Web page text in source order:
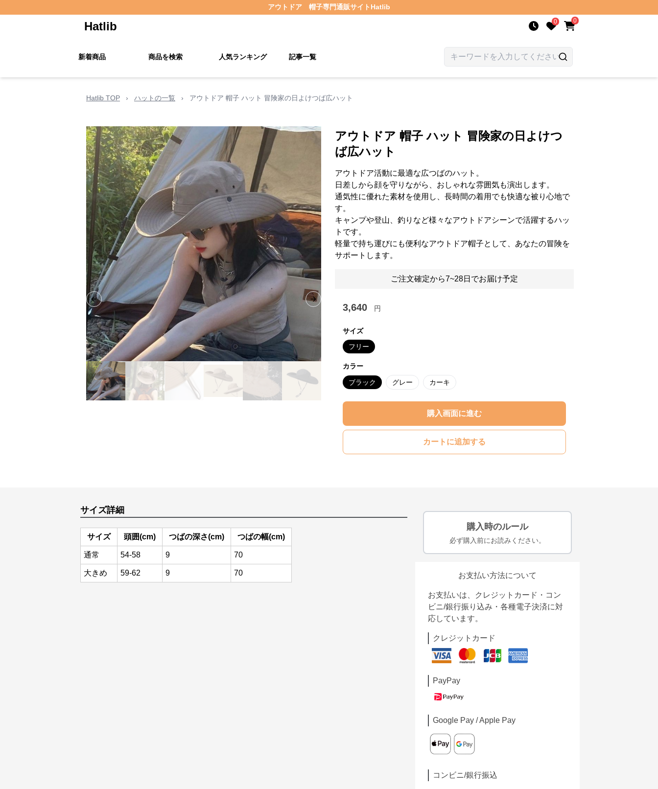
アウトドア 帽子専門通販サイト Hatlib
Hatlib 0 0
新着商品 商品を検索 人気ランキング 記事一覧
Hatlib TOP › ハットの一覧 › アウトドア 帽子 ハット 冒険家の日よけつば広ハット
Previous slide Next slide
アウトドア 帽子 ハット 冒険家の日よけつ
ば広ハット
アウトドア活動に最適な広つばのハット。
日差しから顔を守りながら、おしゃれな雰囲気も演出します。
通気性に優れた素材を使用し、長時間の着用でも快適な被り心地で
す。
キャンプや登山、釣りなど様々なアウトドアシーンで活躍するハッ
トです。
軽量で持ち運びにも便利なアウトドア帽子として、あなたの冒険を
サポートします。
ご注文確定から7~28日でお届け予定
3,640 円
サイズ
フリー
カラー
ブラック グレー カーキ
購入画面に進む
カートに追加する
サイズ詳細
サイズ 頭囲(cm) つばの深さ(cm) つばの幅(cm)
通常 54-58 9 70
大きめ 59-62 9 70
購入時のルール
必ず購入前にお読みください。
お支払い方法について
お支払いは、クレジットカード・コン
ビニ/銀行振り込み・各種電子決済に対
応しています。
クレジットカード
PayPay
Google Pay / Apple Pay
コンビニ/銀行振込